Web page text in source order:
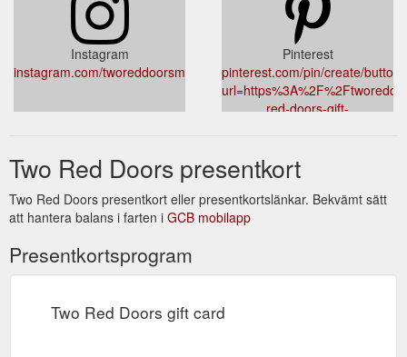
Instagram
instagram.com/tworeddoorsmillmerran/
Pinterest
pinterest.com/pin/create/
red-doors-gift-
border_1024x1024.png?
Red Doors gift card
Two Red Doors presentkort
Two Red Doors presentkort eller presentkortslänkar. Bekvämt sätt
att hantera balans i farten i GCB mobilapp
Presentkortsprogram
Two Red Doors gift card